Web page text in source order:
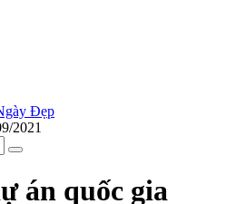
Đẹp
2021
án quốc gia